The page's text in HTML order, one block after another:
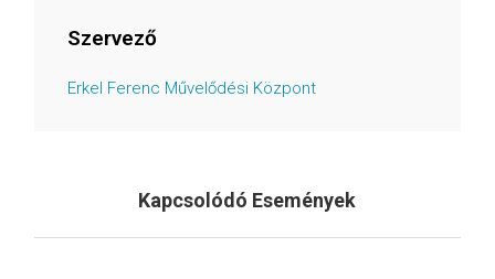
Szervező
Erkel Ferenc Művelődési Központ
Kapcsolódó Események